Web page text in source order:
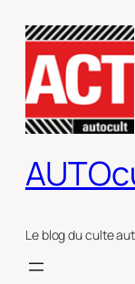
contenu
Le blog du culte